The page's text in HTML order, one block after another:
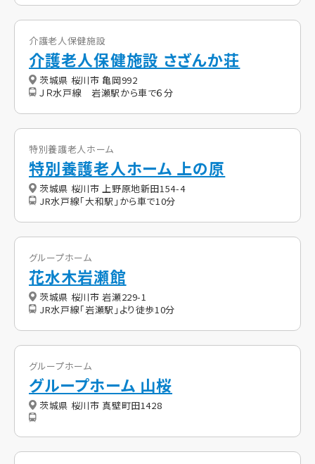
介護老人保健施設
介護老人保健施設 さざんか荘
茨城県 桜川市 亀岡992
ＪＲ水戸線 岩瀬駅から車で６分
特別養護老人ホーム
特別養護老人ホーム 上の原
茨城県 桜川市 上野原地新田154-4
JR水戸線「大和駅」から車で10分
グループホーム
花水木岩瀬館
茨城県 桜川市 岩瀬229-1
JR水戸線「岩瀬駅」より徒歩10分
グループホーム
グループホーム 山桜
茨城県 桜川市 真壁町田1428